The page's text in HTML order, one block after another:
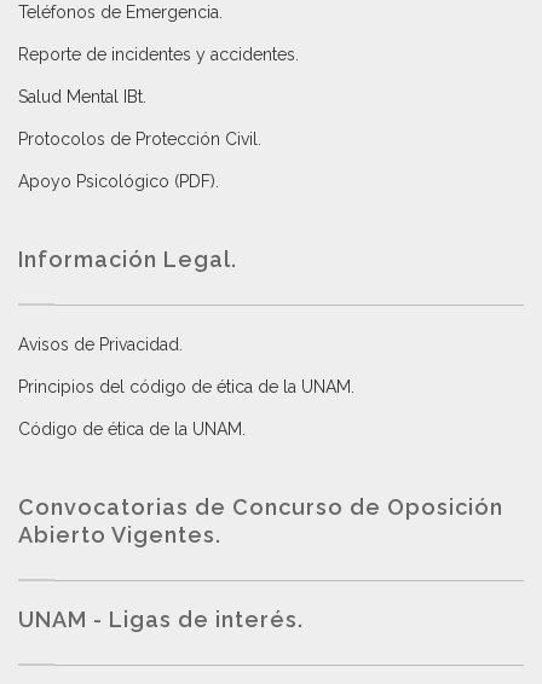
Teléfonos de Emergencia.
Reporte de incidentes y accidentes
Salud Mental IBt
Protocolos de Protección Civil
Apoyo Psicológico (PDF)
Información Legal.
Avisos de Privacidad
Principios del código de ética de la UNAM
Código de ética de la UNAM
Convocatorias de Concurso de Oposición
Abierto Vigentes.
UNAM - Ligas de interés.